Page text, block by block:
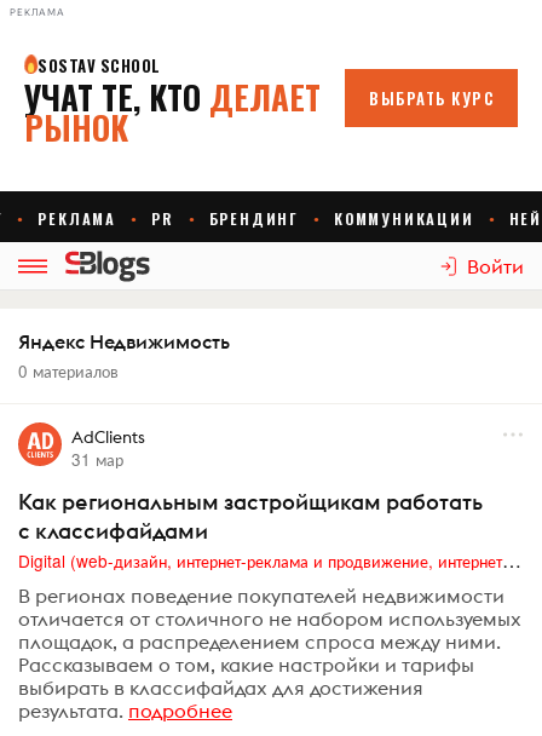
РЕКЛАМА
Войти
Яндекс Недвижимость
0 материалов
AdClients
31 мар
Как региональным застройщикам работать
с классифайдами
Digital (web-дизайн, интернет-реклама и продвижение, интернет-сообщества и блоги, интернет-коммуникации, мобильный маркетинг, реклама на цифровых экранах)
В регионах поведение покупателей недвижимости
отличается от столичного не набором используемых
площадок, а распределением спроса между ними.
Рассказываем о том, какие настройки и тарифы
выбирать в классифайдах для достижения
результата. подробнее